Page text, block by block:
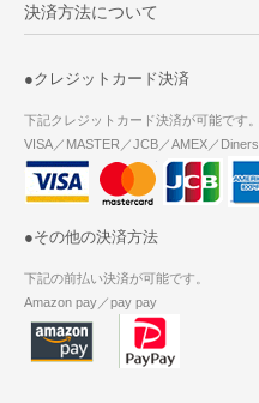
決済方法について
●クレジットカード決済
下記クレジットカード決済が可能です。
VISA／MASTER／JCB／AMEX／Diners
●その他の決済方法
下記の前払い決済が可能です。
Amazon pay／pay pay